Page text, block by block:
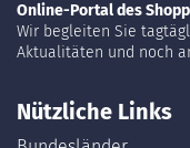
Online-Portal des
Wir begleiten Sie
Aktualitäten und noch
Nützliche Links